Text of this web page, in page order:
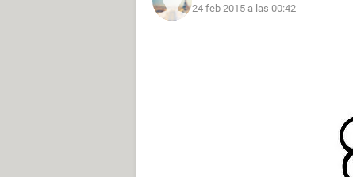
24 feb 2015 a las 00:42